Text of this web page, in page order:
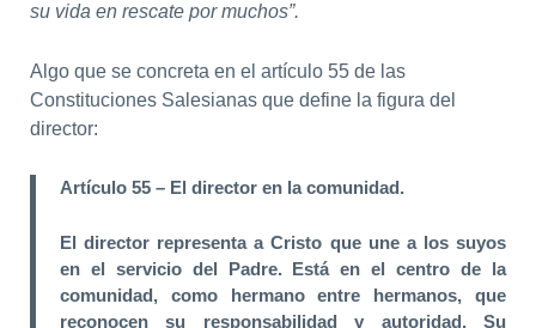
su vida en rescate por muchos”.
Algo que se concreta en el artículo 55 de las
Constituciones Salesianas que define la figura del
director:
Artículo 55 – El director en la comunidad.
El director representa a Cristo que une a los suyos
en el servicio del Padre. Está en el centro de la
comunidad, como hermano entre hermanos, que
reconocen su responsabilidad y autoridad. Su